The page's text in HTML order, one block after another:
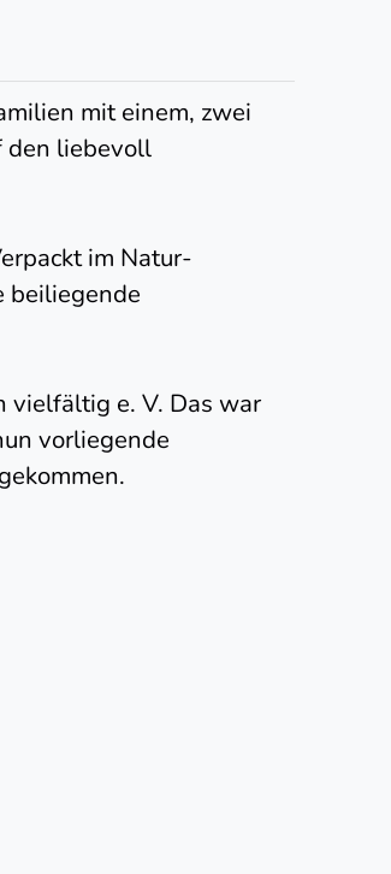
mit einem, zwei
den liebevoll
im Natur-
beiliegende
vielfältig e. V. Das war
vorliegende